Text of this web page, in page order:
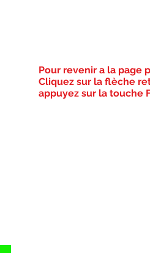
Pour revenir a la page
Cliquez sur la flèche
appuyez sur la touche